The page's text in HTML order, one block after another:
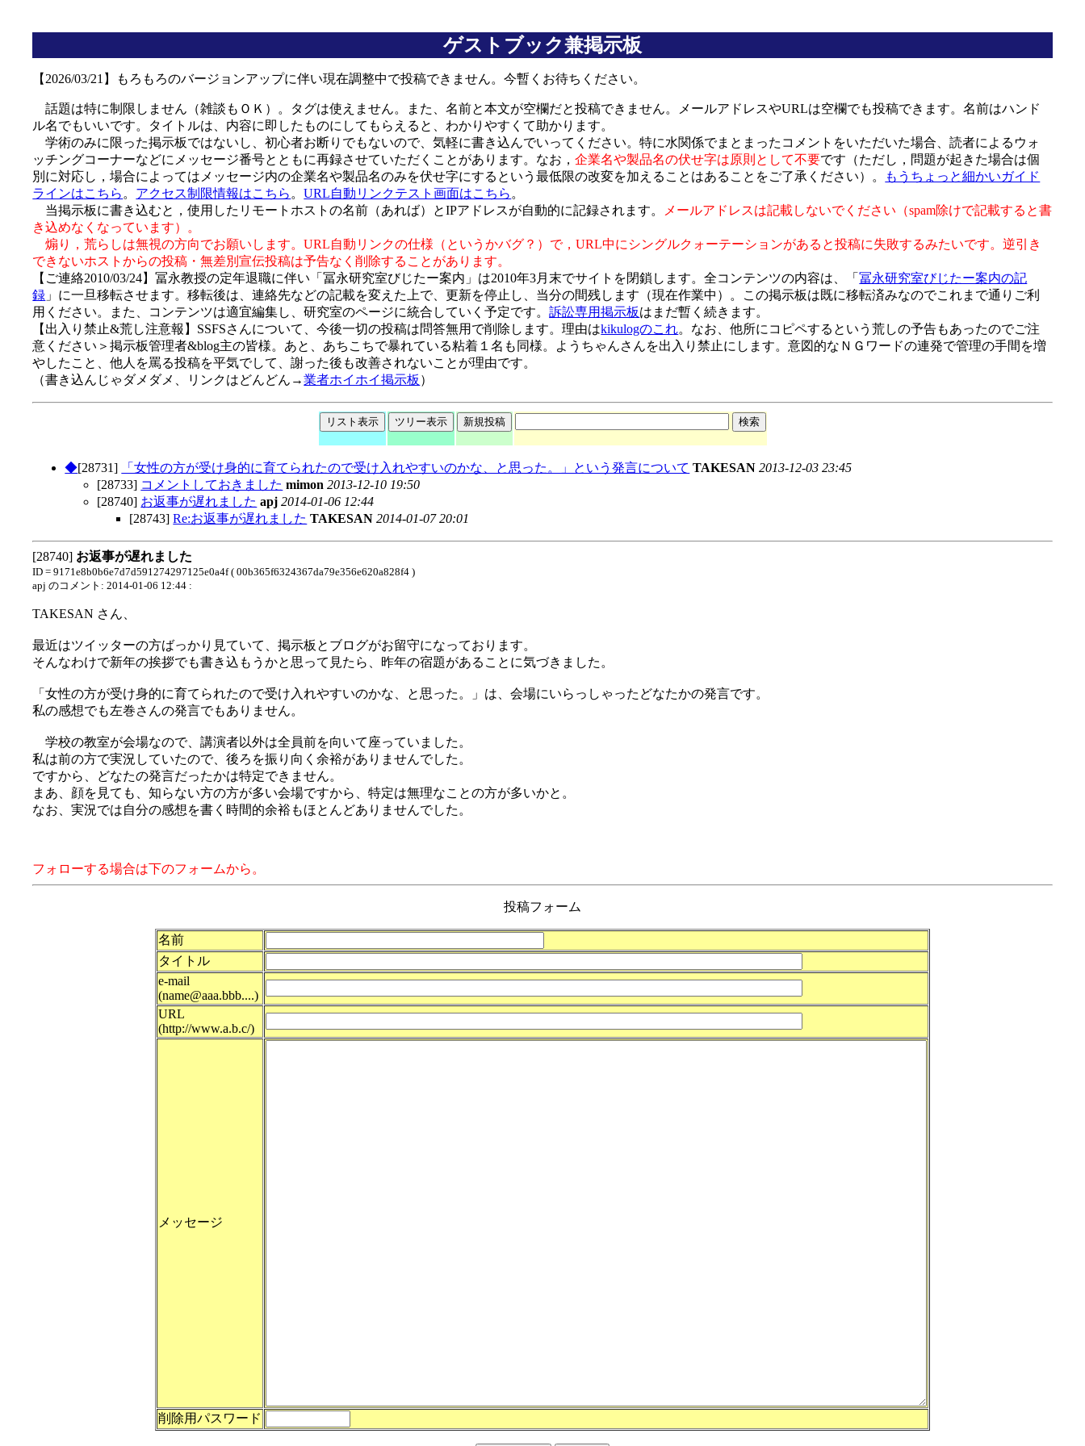
ゲストブック兼掲示板
【2026/03/21】もろもろのバージョンアップに伴い現在調整中で投稿できません。今暫くお待ちください。
話題は特に制限しません（雑談もＯＫ）。タグは使えません。また、名前と本文が空欄だと投稿できません。メールアドレスやURLは空欄でも投稿できます。名前はハンド
ル名でもいいです。タイトルは、内容に即したものにしてもらえると、わかりやすくて助かります。
学術のみに限った掲示板ではないし、初心者お断りでもないので、気軽に書き込んでいってください。特に水関係でまとまったコメントをいただいた場合、読者によるウォ
ッチングコーナーなどにメッセージ番号とともに再録させていただくことがあります。なお，企業名や製品名の伏せ字は原則として不要です（ただし，問題が起きた場合は個
別に対応し，場合によってはメッセージ内の企業名や製品名のみを伏せ字にするという最低限の改変を加えることはあることをご了承ください）。
もうちょっと細かいガイド
ラインはこちら 。 アクセス制限情報はこちら 。URL自動リンクテスト画面はこちら 。
当掲示板に書き込むと，使用したリモートホストの名前（あれば）とIPアドレスが自動的に記録されます。
メールアドレスは記載しないでください（spam除けで記載すると書
き込めなくなっています）。
煽り，荒らしは無視の方向でお願いします。URL自動リンクの仕様（というかバグ？）で，URL中にシングルクォーテーションがあると投稿に失敗するみたいです。逆引き
できないホストからの投稿・無差別宣伝投稿は予告なく削除することがあります。
【ご連絡2010/03/24】冨永教授の定年退職に伴い「冨永研究室びじたー案内」は2010年3月末でサイトを閉鎖します。全コンテンツの内容は、「冨永研究室びじたー案内の記
録 」に一旦移転させます。移転後は、連絡先などの記載を変えた上で、更新を停止し、当分の間残します（現在作業中）。この掲示板は既に移転済みなのでこれまで通りご利
用ください。また、コンテンツは適宜編集し、研究室のページに統合していく予定です。訴訟専用掲示板はまだ暫く続きます。
【出入り禁止&荒し注意報】SSFSさんについて、今後一切の投稿は問答無用で削除します。理由はkikulogのこれ。なお、他所にコピペするという荒しの予告もあったのでご注
意ください＞掲示板管理者&blog主の皆様。あと、あちこちで暴れている粘着１名も同様。ようちゃんさんを出入り禁止にします。意図的なＮＧワードの連発で管理の手間を増
やしたこと、他人を罵る投稿を平気でして、謝った後も改善されないことが理由です。
（書き込んじゃダメダメ、リンクはどんどん→業者ホイホイ掲示板 ）
◆[28731] 「女性の方が受け身的に育てられたので受け入れやすいのかな、と思った。」という発言について TAKESAN 2013-12-03 23:45
[28733] コメントしておきました mimon 2013-12-10 19:50
[28740] お返事が遅れました apj 2014-01-06 12:44
[28743]Re:お返事が遅れました TAKESAN 2014-01-07 20:01
[28740] お返事が遅れました
ID = 9171e8b0b6e7d7d591274297125e0a4f ( 00b365f6324367da79e356e620a828f4 )
apj のコメント: 2014-01-06 12:44 :
TAKESAN さん、
最近はツイッターの方ばっかり見ていて、掲示板とブログがお留守になっております。
そんなわけで新年の挨拶でも書き込もうかと思って見たら、昨年の宿題があることに気づきました。
「女性の方が受け身的に育てられたので受け入れやすいのかな、と思った。」は、会場にいらっしゃったどなたかの発言です。
私の感想でも左巻さんの発言でもありません。
学校の教室が会場なので、講演者以外は全員前を向いて座っていました。
私は前の方で実況していたので、後ろを振り向く余裕がありませんでした。
ですから、どなたの発言だったかは特定できません。
まあ、顔を見ても、知らない方の方が多い会場ですから、特定は無理なことの方が多いかと。
なお、実況では自分の感想を書く時間的余裕もほとんどありませんでした。
フォローする場合は下のフォームから。
投稿フォーム
名前
タイトル
e-mail
(name@aaa.bbb....)
URL
(http://www.a.b.c/)
メッセージ
削除用パスワード